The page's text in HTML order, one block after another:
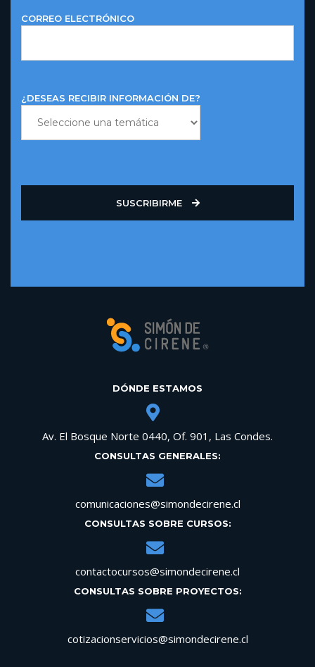
CORREO ELECTRÓNICO
¿DESEAS RECIBIR INFORMACIÓN DE?
SUSCRIBIRME
DÓNDE ESTAMOS
Av. El Bosque Norte 0440, Of. 901, Las Condes.
CONSULTAS GENERALES:
comunicaciones@simondecirene.cl
CONSULTAS SOBRE CURSOS:
contactocursos@simondecirene.cl
CONSULTAS SOBRE PROYECTOS:
cotizacionservicios@simondecirene.cl